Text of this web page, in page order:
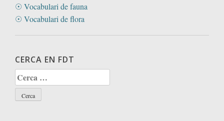
☉ Vocabulari de fauna
☉ Vocabulari de flora
CERCA EN FDT
Cerca: